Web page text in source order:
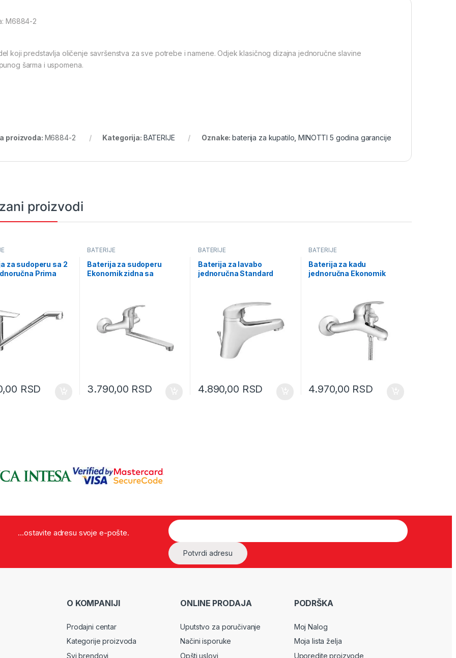
M6884-2
koji predstavlja oličenje savršenstva za sve potrebe i namene. Odjek klasičnog dizajna jednoručne slavine
šarma i uspomena.
proizvoda: M6884-2 Kategorija: BATERIJE Oznake:baterija za kupatilo ,MINOTTI 5 godina garancije
proizvodi
za sudoperu sa 2
Prima
RSD
BATERIJE
Baterija za sudoperu
Ekonomik zidna sa
3.790,00 RSD
BATERIJE
Baterija za lavabo
jednoručna Standard
4.890,00 RSD
BATERIJE
Baterija za kadu
jednoručna Ekonomik
4.970,00 RSD
...ostavite adresu svoje e-pošte.
O KOMPANIJI
Prodajni centar
Kategorije proizvoda
Svi brendovi
ONLINE PRODAJA
Uputstvo za poručivanje
Načini isporuke
Opšti uslovi
PODRŠKA
Moj Nalog
Moja lista želja
Uporedite proizvode